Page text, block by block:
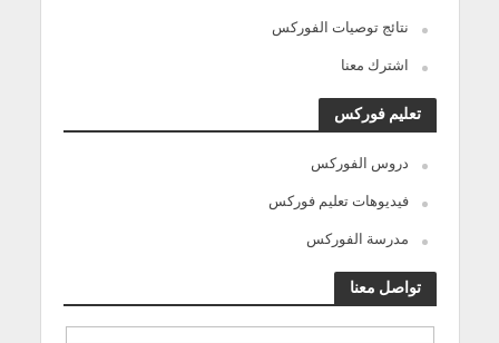
نتائج توصيات الفوركس
اشترك معنا
تعليم فوركس
دروس الفوركس
فيديوهات تعليم فوركس
مدرسة الفوركس
تواصل معنا